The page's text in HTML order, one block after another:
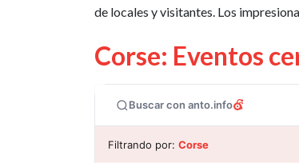
de locales y visitantes. Los
Corse: Eventos
Buscar con anto.info
Filtrando por: Corse